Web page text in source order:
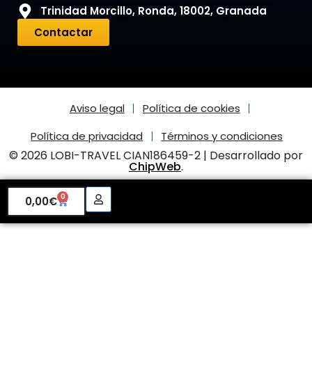
Trinidad Morcillo, Ronda, 18002, Granada
Contactar
© 2026 LOBI-TRAVEL CIAN186459-2 | Desarrollado por
ChipWeb.
Aviso legal
Política de cookies
Política de privacidad
Términos y condiciones
0,00€ 0